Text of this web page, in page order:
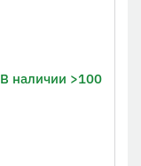
В наличии >100